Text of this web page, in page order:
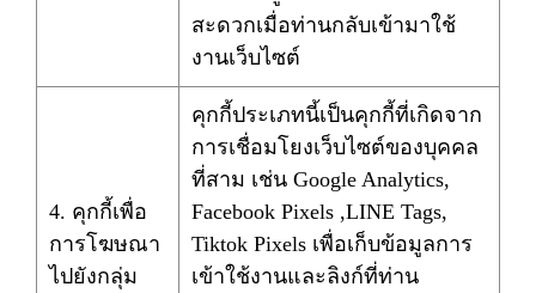
สะดวกเมื่อท่านกลับเข้ามาใช้
งานเว็บไซต์
4. คุกกี้เพื่อ
การโฆษณา
ไปยังกลุ่ม
คุกกี้ประเภทนี้เป็นคุกกี้ที่เกิดจาก
การเชื่อมโยงเว็บไซต์ของบุคคล
ที่สาม เช่น Google Analytics,
Facebook Pixels ,LINE Tags,
Tiktok Pixels เพื่อเก็บข้อมูลการ
เข้าใช้งานและลิงก์ที่ท่าน